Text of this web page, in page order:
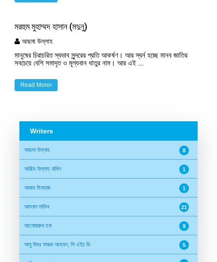
মরহুম মুহাম্মদ হাসান (মদুনু)
আছমা উল্লাহ
মানুষের চিরাচরিত স্বভাব সুন্দরের প্রতি আকর্ষণ। আর স্বর্ন হচ্ছে মানব জাতির
সবচেয়ে বেশি সমাদৃত ও মূল্যবান ধাতুর নাম। আর এই ...
Read More
Writers
আছমা উল্লাহ 8
আছিম উল্লাহ নাবিল 1
আজম মিনহাজ 1
আদনান সাকিব 21
আনোয়ারুল হক 9
আবু উমর ফারূক আহমদ, পি এইচ ডি 5